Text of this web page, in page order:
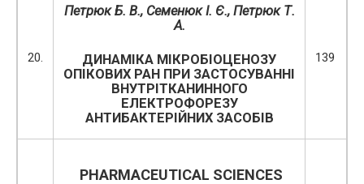
20.
Петрюк Б. В., Семенюк І. Є., Петрюк Т.
А.
ДИНАМІКА МІКРОБІОЦЕНОЗУ
ОПІКОВИХ РАН ПРИ ЗАСТОСУВАННІ
ВНУТРІТКАНИННОГО
ЕЛЕКТРОФОРЕЗУ
АНТИБАКТЕРІЙНИХ ЗАСОБІВ
139
PHARMACEUTICAL SCIENCES